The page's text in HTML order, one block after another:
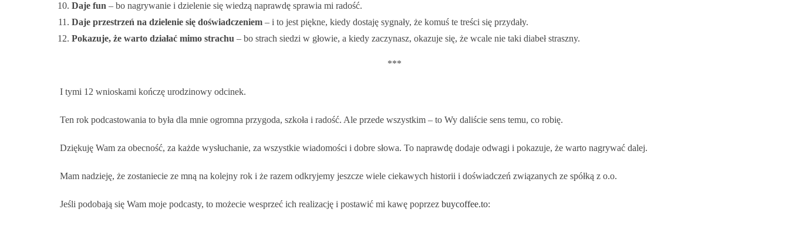
Daje fun – bo nagrywanie i dzielenie się wiedzą naprawdę sprawia mi radość.
Daje przestrzeń na dzielenie się doświadczeniem – i to jest piękne, kiedy dostaję sygnały, że komuś te treści się przydały.
Pokazuje, że warto działać mimo strachu – bo strach siedzi w głowie, a kiedy zaczynasz, okazuje się, że wcale nie taki diabeł straszny.
***
I tymi 12 wnioskami kończę urodzinowy odcinek.
Ten rok podcastowania to była dla mnie ogromna przygoda, szkoła i radość. Ale przede wszystkim – to Wy daliście sens temu, co robię.
Dziękuję Wam za obecność, za każde wysłuchanie, za wszystkie wiadomości i dobre słowa. To naprawdę dodaje odwagi i pokazuje, że warto nagrywać dalej.
Mam nadzieję, że zostaniecie ze mną na kolejny rok i że razem odkryjemy jeszcze wiele ciekawych historii i doświadczeń związanych ze spółką z o.o.
Jeśli podobają się Wam moje podcasty, to możecie wesprzeć ich realizację i postawić mi kawę poprzez buycoffee.to: